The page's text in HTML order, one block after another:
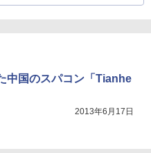
中国のスパコン「Tianhe
2013年6月17日